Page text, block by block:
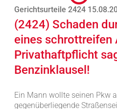
Gerichtsurteile 2424
(2424) Schaden
eines schrottreifen
Privathaftpflicht
Benzinklausel!
Ein Mann wollte seinen Pkw
gegenüberliegende